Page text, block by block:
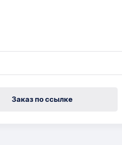
Заказ по ссылке